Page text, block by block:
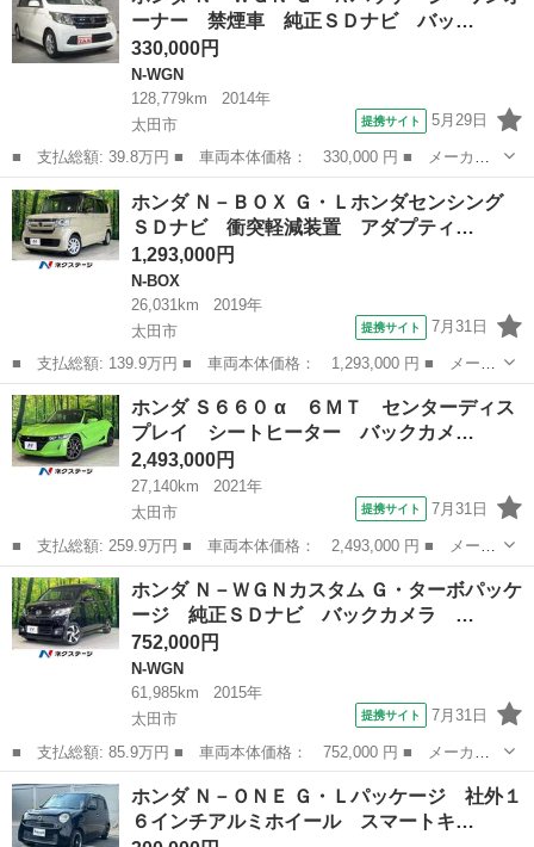
ントリー ...
ーナー 禁煙車 純正ＳＤナビ バッ…
330,000円
N-WGN
128,779km
2014年
太田市
提携サイト 5月29日
■ 支払総額: 39.8万円 ■ 車両本体価格： 330,000 円 ■ メーカー
名： ホンダ ■ 車種名： Ｎ－ＷＧＮ ■ グレード名： Ｇ・Ａパ
ッケージ ワンオーナー 禁煙車 純正ＳＤナビ バックカメラ Ｃ
Ｄ ＤＶＤ ...
群馬 太田市 N-WGN
ホンダ Ｎ－ＢＯＸ Ｇ・Ｌホンダセンシング
ＳＤナビ 衝突軽減装置 アダプティ…
1,293,000円
N-BOX
26,031km
2019年
太田市
提携サイト 7月31日
■ 支払総額: 139.9万円 ■ 車両本体価格： 1,293,000 円 ■ メーカ
ー名： ホンダ ■ 車種名： Ｎ－ＢＯＸ ■ グレード名： Ｇ・Ｌ
ホンダセンシング ＳＤナビ 衝突軽減装置 アダプティブクルー
ズ バック...
群馬 太田市 N-BOX
ホンダ Ｓ６６０ α ６ＭＴ センターディス
プレイ シートヒーター バックカメ…
2,493,000円
27,140km
2021年
太田市
提携サイト 7月31日
■ 支払総額: 259.9万円 ■ 車両本体価格： 2,493,000 円 ■ メーカ
ー名： ホンダ ■ 車種名： Ｓ６６０ ■ グレード名： α ６Ｍ
Ｔ センターディスプレイ シートヒーター バックカメラ クルー
ズコント...
群馬 太田市 ホンダ
ホンダ Ｎ－ＷＧＮカスタム Ｇ・ターボパッケ
ージ 純正ＳＤナビ バックカメラ …
752,000円
N-WGN
61,985km
2015年
太田市
提携サイト 7月31日
■ 支払総額: 85.9万円 ■ 車両本体価格： 752,000 円 ■ メーカー
名： ホンダ ■ 車種名： Ｎ－ＷＧＮカスタム ■ グレード名：
Ｇ・ターボパッケージ 純正ＳＤナビ バックカメラ ＨＩＤヘッ
ド ＥＴＣ ク...
群馬 太田市 N-WGN
ホンダ Ｎ－ＯＮＥ Ｇ・Ｌパッケージ 社外１
６インチアルミホイール スマートキ…